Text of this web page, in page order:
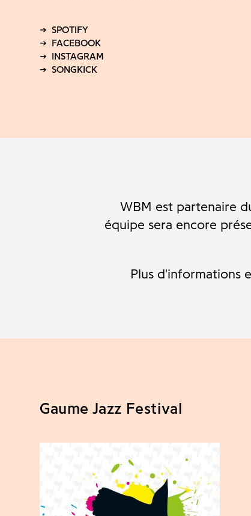
WBM est partenaire
équipe sera encore
Plus d'informations
Gaume Jazz Festival